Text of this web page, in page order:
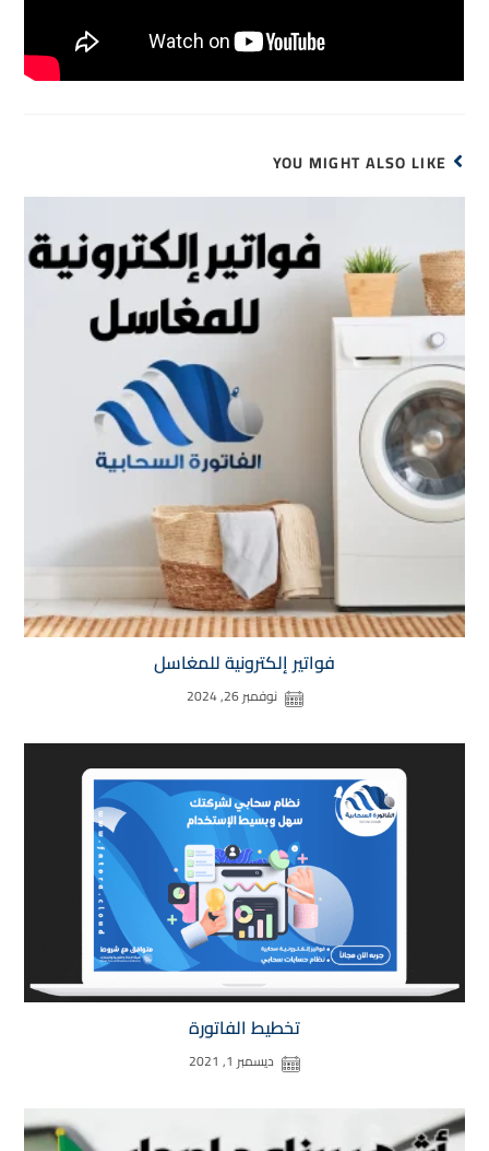
YOU MIGHT ALSO LIKE
فواتير إلكترونية للمغاسل
نوفمبر 26, 2024
تخطيط الفاتورة
ديسمبر 1, 2021